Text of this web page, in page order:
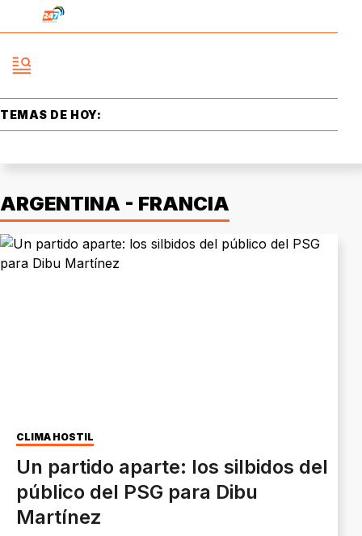
TEMAS DE HOY:
ARGENTINA - FRANCIA
CLIMA HOSTIL
Un partido aparte: los silbidos del
público del PSG para Dibu
Martínez